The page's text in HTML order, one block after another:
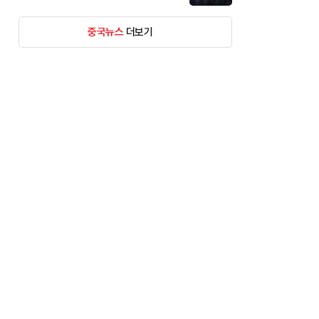
중국뉴스더보기